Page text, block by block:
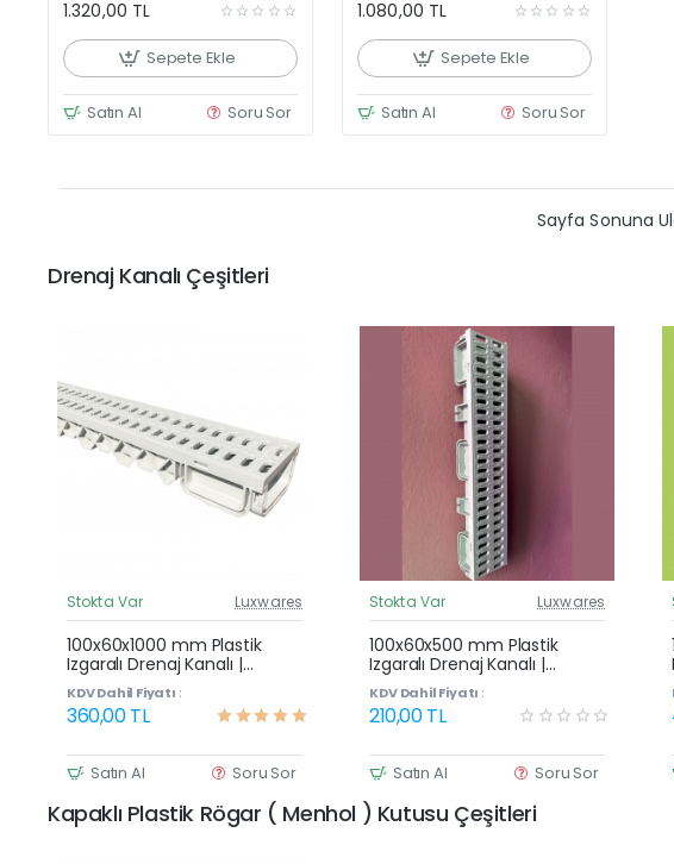
1.320,00 TL
Sepete Ekle
Satın Al Soru Sor
1.080,00 TL
Sepete Ekle
Satın Al Soru Sor
Sayfa Sonuna
Drenaj Kanalı Çeşitleri
Güncel Fiyat
Çok Satan
Stokta Var Luxwares
100x60x1000 mm Plastik
Izgaralı Drenaj Kanalı |
Yağmur Suyu ve Havuz
Kenarı Oluğu
KDV Dahil Fiyatı :
360,00 TL
Satın Al Soru Sor
Güncel Fiyat
Stokta Var Luxwares
100x60x500 mm Plastik
Izgaralı Drenaj Kanalı |
Yağmur Suyu ve Havuz
Kenarı Oluğu
KDV Dahil Fiyatı :
210,00 TL
Satın Al Soru Sor
Kapaklı Plastik Rögar ( Menhol ) Kutusu Çeşitleri